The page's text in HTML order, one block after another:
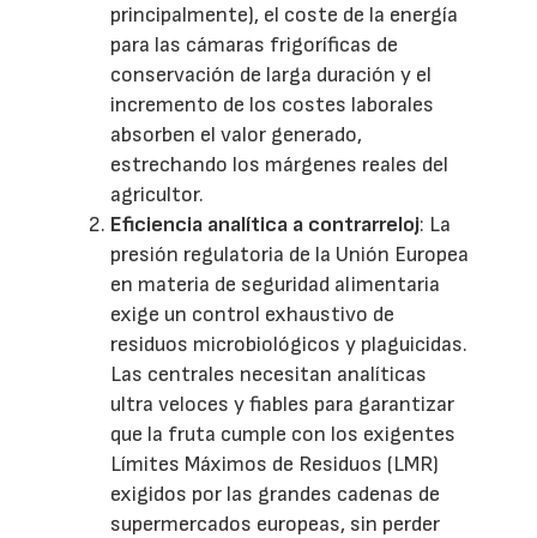
principalmente), el coste de la energía
para las cámaras frigoríficas de
conservación de larga duración y el
incremento de los costes laborales
absorben el valor generado,
estrechando los márgenes reales del
agricultor.
Eficiencia analítica a contrarreloj: La
presión regulatoria de la Unión Europea
en materia de seguridad alimentaria
exige un control exhaustivo de
residuos microbiológicos y plaguicidas.
Las centrales necesitan analíticas
ultra veloces y fiables para garantizar
que la fruta cumple con los exigentes
Límites Máximos de Residuos (LMR)
exigidos por las grandes cadenas de
supermercados europeas, sin perder